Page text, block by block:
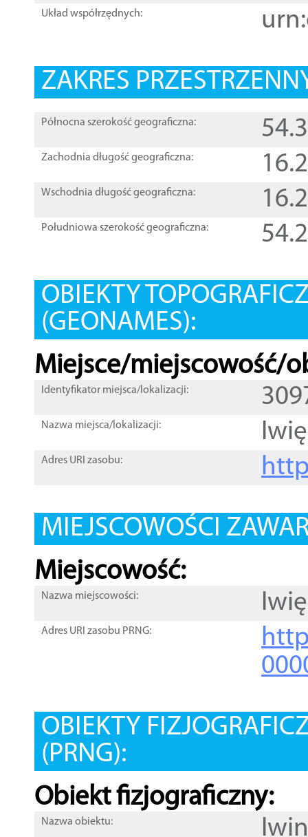
Układ współrzędnych:
ZAKRES
Północna szerokość geograficzna:
Zachodnia długość geograficzna:
Wschodnia długość geograficzna:
Południowa szerokość geograficzna:
OBIEKTY
(GEONAMES):
Miejsce/miejscowość/
Identyfikator miejsca/lokalizacji:
Nazwa miejsca/lokalizacji:
Adres URI zasobu:
MIEJSCOWOŚCI
Miejscowość:
Nazwa miejscowości:
Adres URI zasobu PRNG:
OBIEKTY
(PRNG):
Obiekt fizjograficzny:
Nazwa obiektu: